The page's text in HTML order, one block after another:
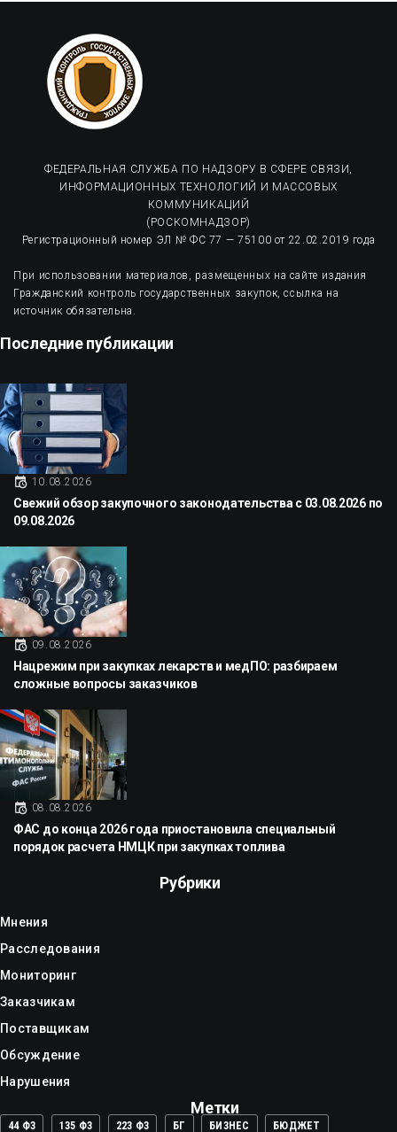
ФЕДЕРАЛЬНАЯ СЛУЖБА ПО НАДЗОРУ В СФЕРЕ СВЯЗИ,
ИНФОРМАЦИОННЫХ ТЕХНОЛОГИЙ И МАССОВЫХ
КОММУНИКАЦИЙ
(РОСКОМНАДЗОР)
Регистрационный номер ЭЛ № ФС 77 — 75100 от 22.02.2019 года
При использовании материалов, размещенных на сайте издания
Гражданский контроль государственных закупок, ссылка на
источник обязательна.
Последние публикации
10.08.2026
Свежий обзор закупочного законодательства с 03.08.2026 по
09.08.2026
09.08.2026
Нацрежим при закупках лекарств и медПО: разбираем
сложные вопросы заказчиков
08.08.2026
ФАС до конца 2026 года приостановила специальный
порядок расчета НМЦК при закупках топлива
Рубрики
Мнения
Расследования
Мониторинг
Заказчикам
Поставщикам
Обсуждение
Нарушения
Метки
44 ФЗ 135 ФЗ 223 ФЗ БГ БИЗНЕС БЮДЖЕТ